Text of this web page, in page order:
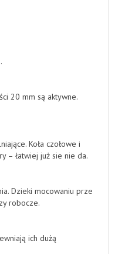
20 mm są aktywne.
Koła czołowe i
– łatwiej już sie nie da.
Dzieki mocowaniu prze
robocze.
ich dużą